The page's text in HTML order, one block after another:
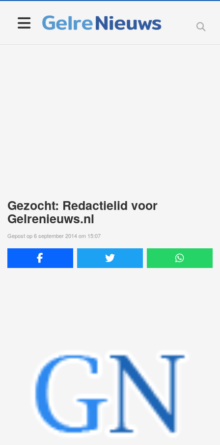
Gezocht: Redactielid voor
Gelrenieuws.nl
Gepost op 6 september 2014 om 15:07